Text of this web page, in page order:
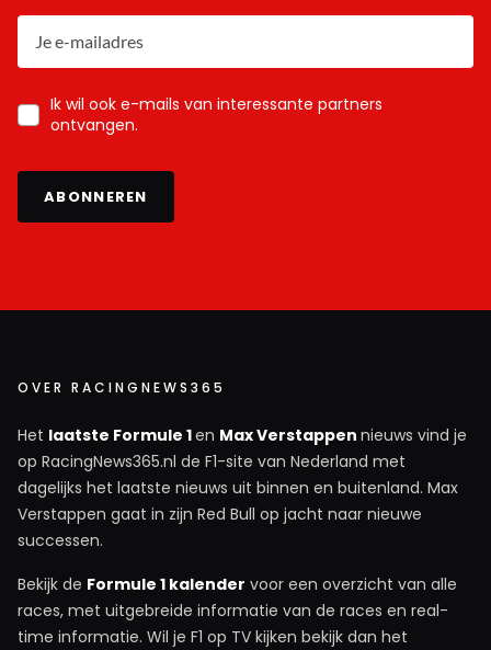
Ik wil ook e-mails van interessante partners
ontvangen.
ABONNEREN
OVER RACINGNEWS365
Het laatste Formule 1en Max Verstappen nieuws vind je
op RacingNews365.nl de F1-site van Nederland met
dagelijks het laatste nieuws uit binnen en buitenland. Max
Verstappen gaat in zijn Red Bull op jacht naar nieuwe
successen.
Bekijk de Formule 1 kalender voor een overzicht van alle
races, met uitgebreide informatie van de races en real-
time informatie. Wil je F1 op TV kijken bekijk dan het